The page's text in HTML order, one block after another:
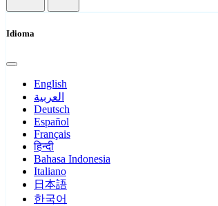
Idioma
English
العربية
Deutsch
Español
Français
हिन्दी
Bahasa Indonesia
Italiano
日本語
한국어